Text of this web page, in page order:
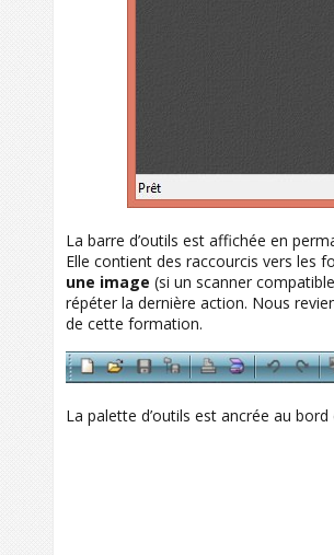
La barre d’outils est affichée en
Elle contient des raccourcis vers les
une image (si un scanner
répéter la dernière action. Nous
de cette formation.
La palette d’outils est ancrée au